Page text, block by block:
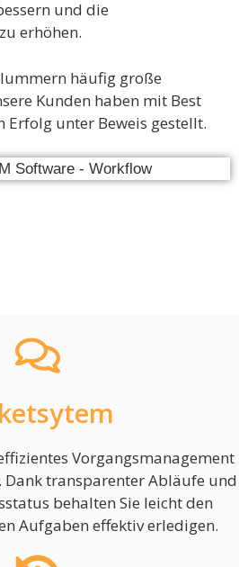
und die
erhöhen.
häufig große
Kunden haben mit Best
Erfolg unter Beweis gestellt.
Vorgangsmanagement
Dank transparenter Abläufe und
behalten Sie leicht den
Aufgaben effektiv erledigen.